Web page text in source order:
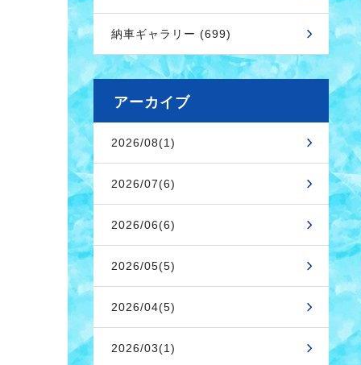
納車ギャラリー (699)
アーカイブ
2026/08(1)
2026/07(6)
2026/06(6)
2026/05(5)
2026/04(5)
2026/03(1)